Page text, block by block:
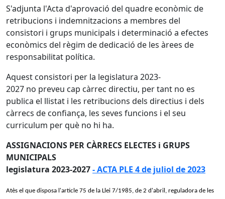
S'adjunta l'Acta d'aprovació del quadre econòmic de
retribucions i indemnitzacions a membres del
consistori i grups municipals i determinació a efectes
econòmics del règim de dedicació de les àrees de
responsabilitat política.
Aquest consistori per la legislatura 2023-
2027 no preveu cap càrrec directiu, per tant no es
publica el llistat i les retribucions dels directius i dels
càrrecs de confiança, les seves funcions i el seu
curriculum per què no hi ha.
ASSIGNACIONS PER CÀRRECS ELECTES i GRUPS
MUNICIPALS
legislatura 2023-2027- ACTA PLE 4 de juliol de 2023
Atès el que disposa l'article 75 de la Llei 7/1985, de 2 d'abril, reguladora de les